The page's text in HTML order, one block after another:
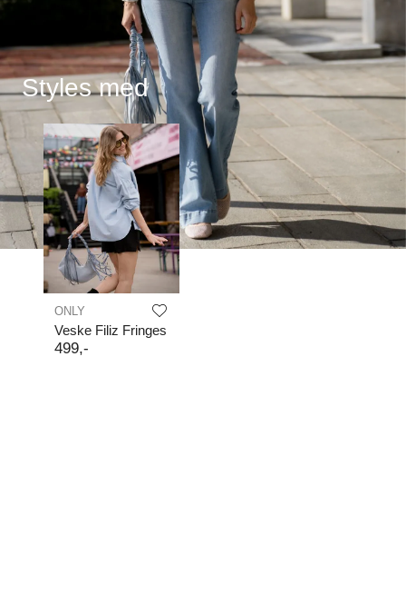
Styles med
ONLY
Veske Filiz Fringes
499,-